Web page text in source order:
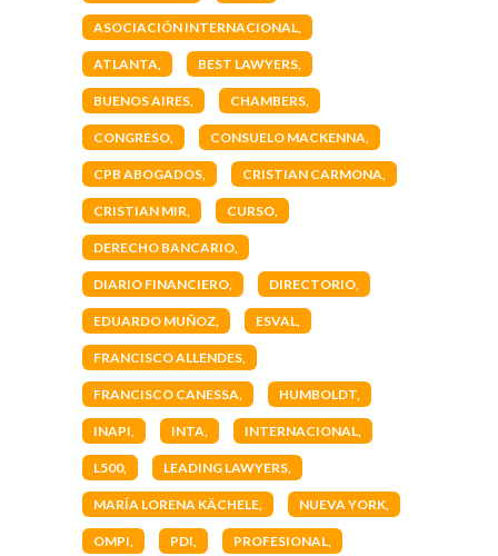
ASOCIACIÓN INTERNACIONAL
ATLANTA BEST LAWYERS
BUENOS AIRES CHAMBERS
CONGRESO CONSUELO MACKENNA
CPB ABOGADOS CRISTIAN CARMONA
CRISTIAN MIR CURSO
DERECHO BANCARIO
DIARIO FINANCIERO DIRECTORIO
EDUARDO MUÑOZ ESVAL
FRANCISCO ALLENDES
FRANCISCO CANESSA HUMBOLDT
INAPI INTA INTERNACIONAL
L500 LEADING LAWYERS
MARÍA LORENA KÄCHELE NUEVA YORK
OMPI PDI PROFESIONAL